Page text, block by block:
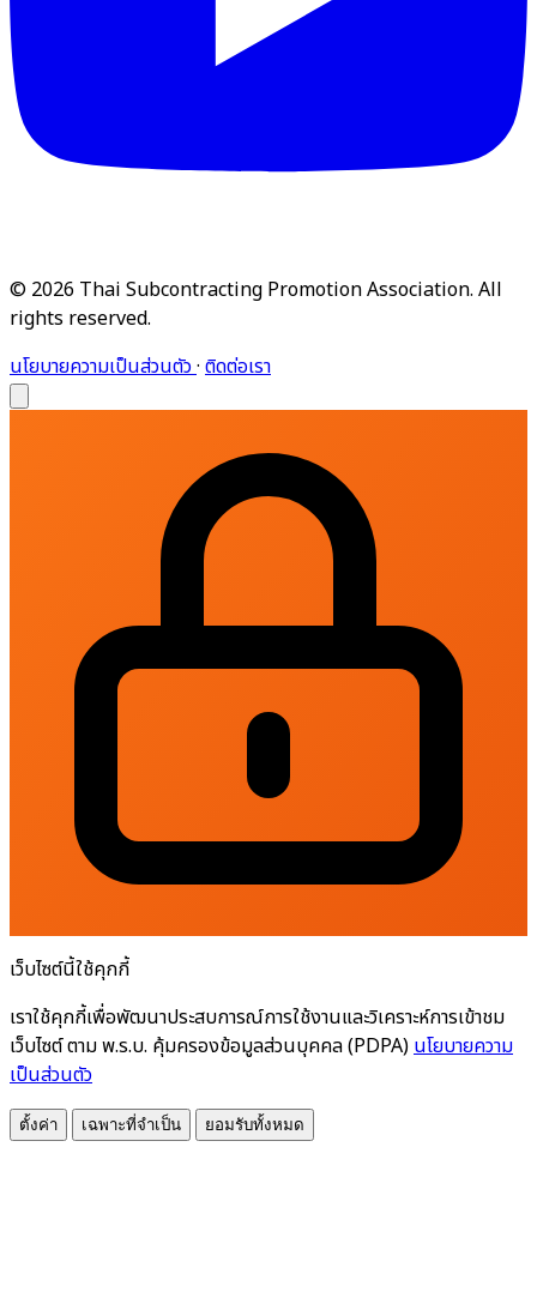
© 2026 Thai Subcontracting Promotion Association. All
rights reserved.
นโยบายความเป็นส่วนตัว· ติดต่อเรา
เว็บไซต์นี้ใช้คุกกี้
เราใช้คุกกี้เพื่อพัฒนาประสบการณ์การใช้งานและวิเคราะห์การเข้าชม
เว็บไซต์ ตาม พ.ร.บ. คุ้มครองข้อมูลส่วนบุคคล (PDPA)นโยบายความ
เป็นส่วนตัว
ตั้งค่า เฉพาะที่จำเป็น ยอมรับทั้งหมด